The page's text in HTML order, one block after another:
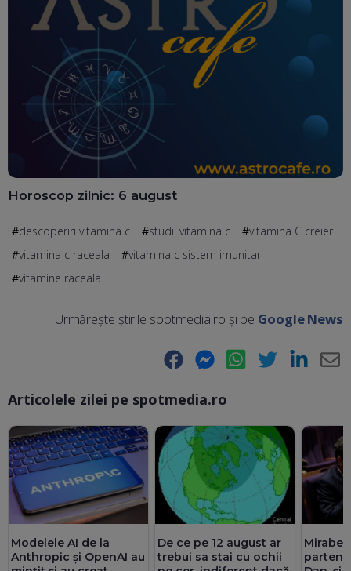
Horoscop zilnic: 6 august
descoperiri vitamina c studii vitamina c
vitamina C creier
vitamina c raceala
vitamina c sistem imunitar
vitamine raceala
Urmărește știrile spotmedia.ro și pe Google News
Facebook Messenger WhatsApp Twitter LinkedIn
Articolele zilei pe spotmedia.ro
Modelele AI de la
Anthropic și OpenAI au
De ce pe 12 august ar
trebui sa stai cu ochii